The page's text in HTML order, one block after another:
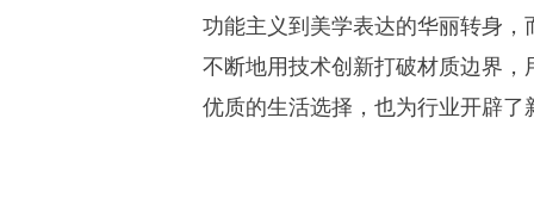
功能主义到美学表达的华丽转身
不断地用技术创新打破材质边界
优质的生活选择，也为行业开辟了